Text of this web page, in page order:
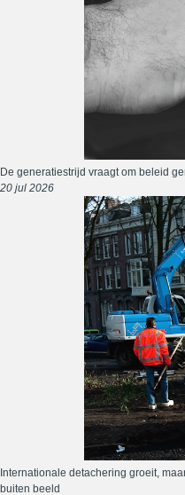
De generatiestrijd vraagt om beleid
20 jul 2026
Internationale detachering groeit,
buiten beeld